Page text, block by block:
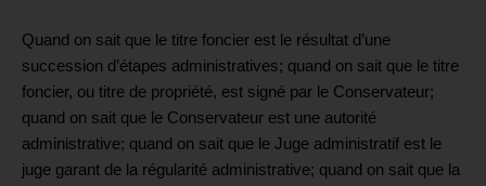
Quand on sait que le titre foncier est le résultat d’une
succession d’étapes administratives; quand on sait que le titre
foncier, ou titre de propriété, est signé par le Conservateur;
quand on sait que le Conservateur est une autorité
administrative; quand on sait que le Juge administratif est le
juge garant de la régularité administrative; quand on sait que la